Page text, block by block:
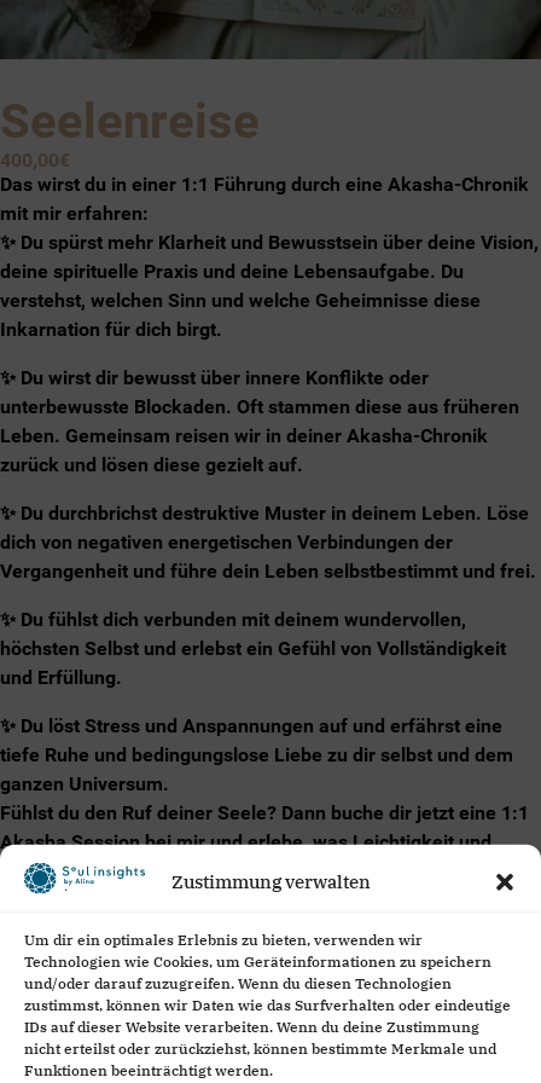
Zustimmung verwalten
Um dir ein optimales Erlebnis zu bieten, verwenden wir
Technologien wie Cookies, um Geräteinformationen zu speichern
und/oder darauf zuzugreifen. Wenn du diesen Technologien
zustimmst, können wir Daten wie das Surfverhalten oder eindeutige
IDs auf dieser Website verarbeiten. Wenn du deine Zustimmung
nicht erteilst oder zurückziehst, können bestimmte Merkmale und
Funktionen beeinträchtigt werden.
Seelenreise
400,00€
Das wirst du in einer 1:1 Führung durch eine Akasha-Chronik
mit mir erfahren:
✨ Du spürst mehr Klarheit und Bewusstsein über deine Vision,
deine spirituelle Praxis und deine Lebensaufgabe. Du
verstehst, welchen Sinn und welche Geheimnisse diese
Inkarnation für dich birgt.
✨ Du wirst dir bewusst über innere Konflikte oder
unterbewusste Blockaden. Oft stammen diese aus früheren
Leben. Gemeinsam reisen wir in deiner Akasha-Chronik
zurück und lösen diese gezielt auf.
✨ Du durchbrichst destruktive Muster in deinem Leben. Löse
dich von negativen energetischen Verbindungen der
Vergangenheit und führe dein Leben selbstbestimmt und frei.
✨ Du fühlst dich verbunden mit deinem wundervollen,
höchsten Selbst und erlebst ein Gefühl von Vollständigkeit
und Erfüllung.
✨ Du löst Stress und Anspannungen auf und erfährst eine
tiefe Ruhe und bedingungslose Liebe zu dir selbst und dem
ganzen Universum.
Fühlst du den Ruf deiner Seele? Dann buche dir jetzt eine 1:1
Akasha Session bei mir und erlebe, was Leichtigkeit und
Klarheit wirklich bedeutet! Ich freue mich, dich
kennenzulernen!
Datum & Uhrzeit